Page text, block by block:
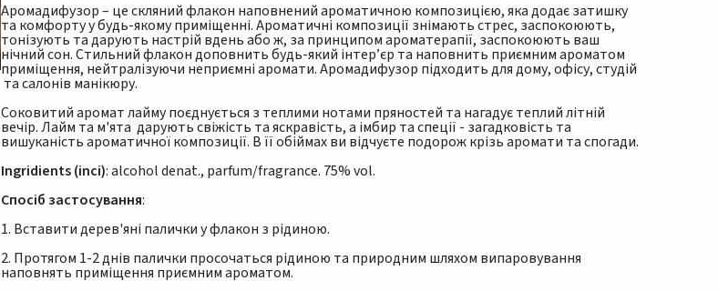
Аромадифузор – це скляний флакон наповнений ароматичною композицією, яка додає затишку
та комфорту у будь-якому приміщенні. Ароматичні композиції знімають стрес, заспокоюють,
тонізують та дарують настрій вдень або ж, за принципом ароматерапії, заспокоюють ваш
нічний сон. Стильний флакон доповнить будь-який інтер’єр та наповнить приємним ароматом
приміщення, нейтралізуючи неприємні аромати. Аромадифузор підходить для дому, офісу, студій
та салонів манікюру.
Соковитий аромат лайму поєднується з теплими нотами пряностей та нагадує теплий літній
вечір. Лайм та м'ята дарують свіжість та яскравість, а імбир та спеції - загадковість та
вишуканість ароматичної композиції. В її обіймах ви відчуєте подорож крізь аромати та спогади.
Ingridients (inci): alcohol denat., parfum/fragrance. 75% vol.
Спосіб застосування:
1. Вставити дерев'яні палички у флакон з рідиною.
2. Протягом 1-2 днів палички просочаться рідиною та природним шляхом випаровування
наповнять приміщення приємним ароматом.